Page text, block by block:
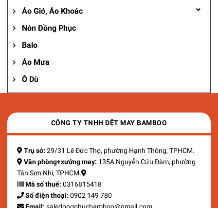
Áo Gió, Áo Khoác
Nón Đồng Phục
Balo
Áo Mưa
Ô Dù
CÔNG TY TNHH DỆT MAY BAMBOO
Trụ sở: 29/31 Lê Đức Thọ, phường Hạnh Thông, TPHCM.
Văn phòng+xưởng may: 135A Nguyễn Cửu Đàm, phường
Tân Sơn Nhì, TPHCM.
Mã số thuế: 0316815418
Số điện thoại: 0902 149 780
Email: saledongphucbamboo@gmail.com